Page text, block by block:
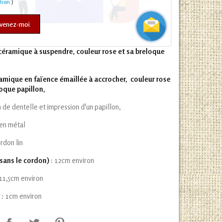
)
moi
à suspendre, couleur rose et sa breloque
en faïence émaillée à accrocher, couleur rose
papillon,
de dentelle et impression d'un papillon,
métal
lin
le cordon) : 12cm environ
environ
: 1cm environ